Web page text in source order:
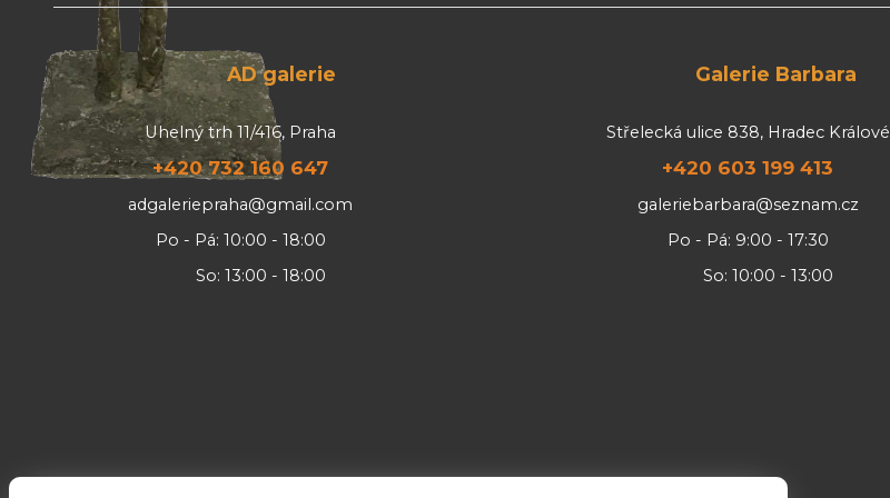
AD galerie
Uhelný trh 11/416, Praha
+420 732 160 647
adgaleriepraha@gmail.com
Po - Pá: 10:00 - 18:00
So: 13:00 - 18:00
Galerie Barbara
Střelecká ulice 838, Hradec Králové
+420 603 199 413
galeriebarbara@seznam.cz
Po - Pá: 9:00 - 17:30
So: 10:00 - 13:00